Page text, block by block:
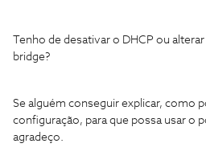
Tenho de desativar o DHCP ou
bridge?
Se alguém conseguir explicar, como
configuração, para que possa usar o
agradeço.